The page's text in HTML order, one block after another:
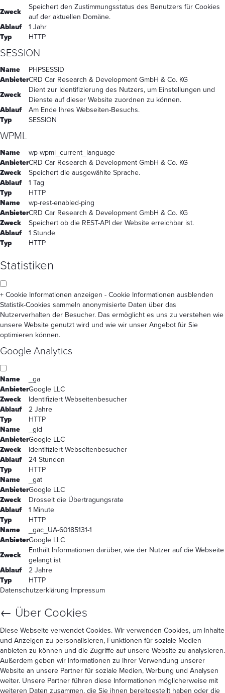
Zweck
Speichert den Zustimmungsstatus des Benutzers für Cookies
auf der aktuellen Domäne.
Ablauf
1 Jahr
Typ
HTTP
SESSION
Name
PHPSESSID
AnbieterCRD Car Research & Development GmbH & Co. KG
Zweck
Dient zur Identifizierung des Nutzers, um Einstellungen und
Dienste auf dieser Website zuordnen zu können.
Ablauf
Am Ende Ihres Webseiten-Besuchs.
Typ
SESSION
WPML
Name
wp-wpml_current_language
AnbieterCRD Car Research & Development GmbH & Co. KG
Zweck
Speichert die ausgewählte Sprache.
Ablauf
1 Tag
Typ
HTTP
Name
wp-rest-enabled-ping
AnbieterCRD Car Research & Development GmbH & Co. KG
Zweck
Speichert ob die REST-API der Website erreichbar ist.
Ablauf
1 Stunde
Typ
HTTP
Statistiken
+ Cookie Informationen anzeigen - Cookie Informationen ausblenden
Statistik-Cookies sammeln anonymisierte Daten über das
Nutzerverhalten der Besucher. Das ermöglicht es uns zu verstehen wie
unsere Website genutzt wird und wie wir unser Angebot für Sie
optimieren können.
Google Analytics
Name
_ga
AnbieterGoogle LLC
Zweck
Identifiziert Webseitenbesucher
Ablauf
2 Jahre
Typ
HTTP
Name
_gid
AnbieterGoogle LLC
Zweck
Identifiziert Webseitenbesucher
Ablauf
24 Stunden
Typ
HTTP
Name
_gat
AnbieterGoogle LLC
Zweck
Drosselt die Übertragungsrate
Ablauf
1 Minute
Typ
HTTP
Name
_gac_UA-60185131-1
AnbieterGoogle LLC
Zweck
Enthält Informationen darüber, wie der Nutzer auf die Webseite
gelangt ist
Ablauf
2 Jahre
Typ
HTTP
Datenschutzerklärung Impressum
← Über Cookies
Diese Webseite verwendet Cookies. Wir verwenden Cookies, um Inhalte
und Anzeigen zu personalisieren, Funktionen für soziale Medien
anbieten zu können und die Zugriffe auf unsere Website zu analysieren.
Außerdem geben wir Informationen zu Ihrer Verwendung unserer
Website an unsere Partner für soziale Medien, Werbung und Analysen
weiter. Unsere Partner führen diese Informationen möglicherweise mit
weiteren Daten zusammen, die Sie ihnen bereitgestellt haben oder die